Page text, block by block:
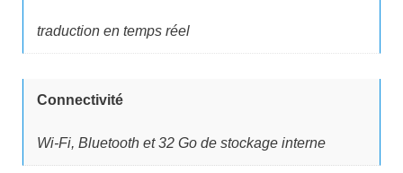
traduction en temps réel
Connectivité
Wi-Fi, Bluetooth et 32 Go de stockage interne